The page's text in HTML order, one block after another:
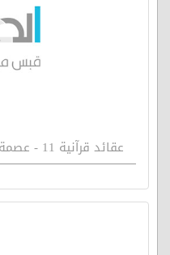
عقائد قرآنية 11 - عصمة الأنبياء عليهم السلام